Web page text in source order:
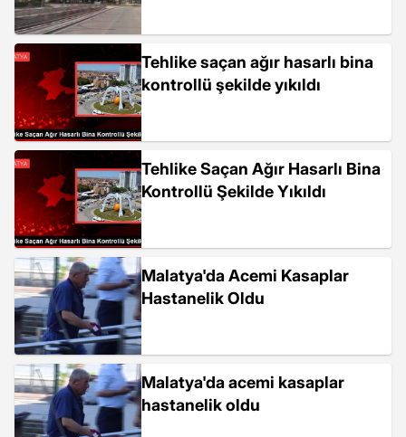
Tehlike saçan ağır hasarlı bina
kontrollü şekilde yıkıldı
Tehlike Saçan Ağır Hasarlı Bina
Kontrollü Şekilde Yıkıldı
Malatya'da Acemi Kasaplar
Hastanelik Oldu
Malatya'da acemi kasaplar
hastanelik oldu